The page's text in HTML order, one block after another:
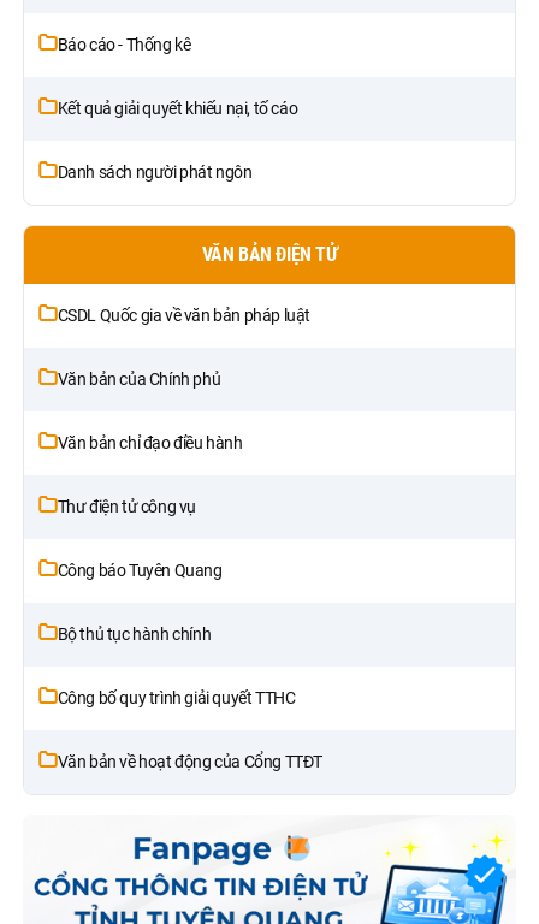
Báo cáo - Thống kê
Kết quả giải quyết khiếu nại, tố cáo
Danh sách người phát ngôn
VĂN BẢN ĐIỆN TỬ
CSDL Quốc gia về văn bản pháp luật
Văn bản của Chính phủ
Văn bản chỉ đạo điều hành
Thư điện tử công vụ
Công báo Tuyên Quang
Bộ thủ tục hành chính
Công bố quy trình giải quyết TTHC
Văn bản về hoạt động của Cổng TTĐT